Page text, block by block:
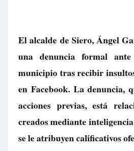
El alcalde de Siero, Ángel
una denuncia formal
municipio tras recibir
en Facebook. La denuncia,
acciones previas, está
creados mediante
se le atribuyen calificativos